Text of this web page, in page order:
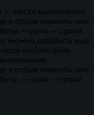
— место выполнения
и отзыв клиенты или
— цена — сроки
можно добавить еще
жеОписание
и отзыв клиенты или
— цена — сроки